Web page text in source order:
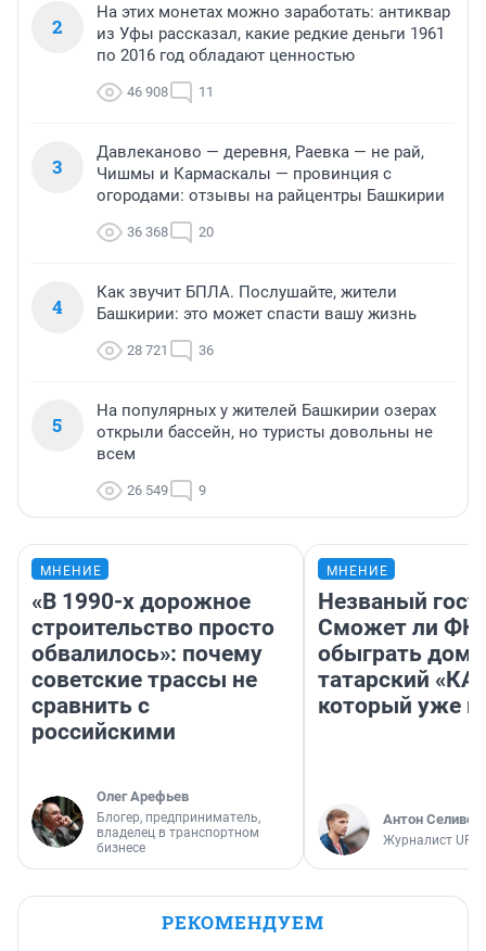
2
На этих монетах можно заработать: антиквар
из Уфы рассказал, какие редкие деньги 1961
по 2016 год обладают ценностью
46 908 11
3
Давлеканово — деревня, Раевка — не рай,
Чишмы и Кармаскалы — провинция с
огородами: отзывы на райцентры Башкирии
36 368 20
4
Как звучит БПЛА. Послушайте, жители
Башкирии: это может спасти вашу жизнь
28 721 36
5
На популярных у жителей Башкирии озерах
открыли бассейн, но туристы довольны не
всем
26 549 9
МНЕНИЕ
«В 1990-х дорожное
строительство просто
обвалилось»: почему
советские трассы не
сравнить с
российскими
Олег Арефьев
Блогер, предприниматель,
владелец в транспортном
бизнесе
МНЕНИЕ
Незваный
Сможет ли ФК
обыграть дома
татарский
который уже
Антон
Журналист
РЕКОМЕНДУЕМ